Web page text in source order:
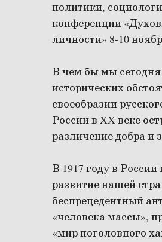
политики,
конференции
личности» 8-10
В чем бы мы
исторических
своеобразии
России в XX веке
различение добра и
В 1917 году в
развитие нашей
беспрецедентный
«человека массы»,
«мир поголовного